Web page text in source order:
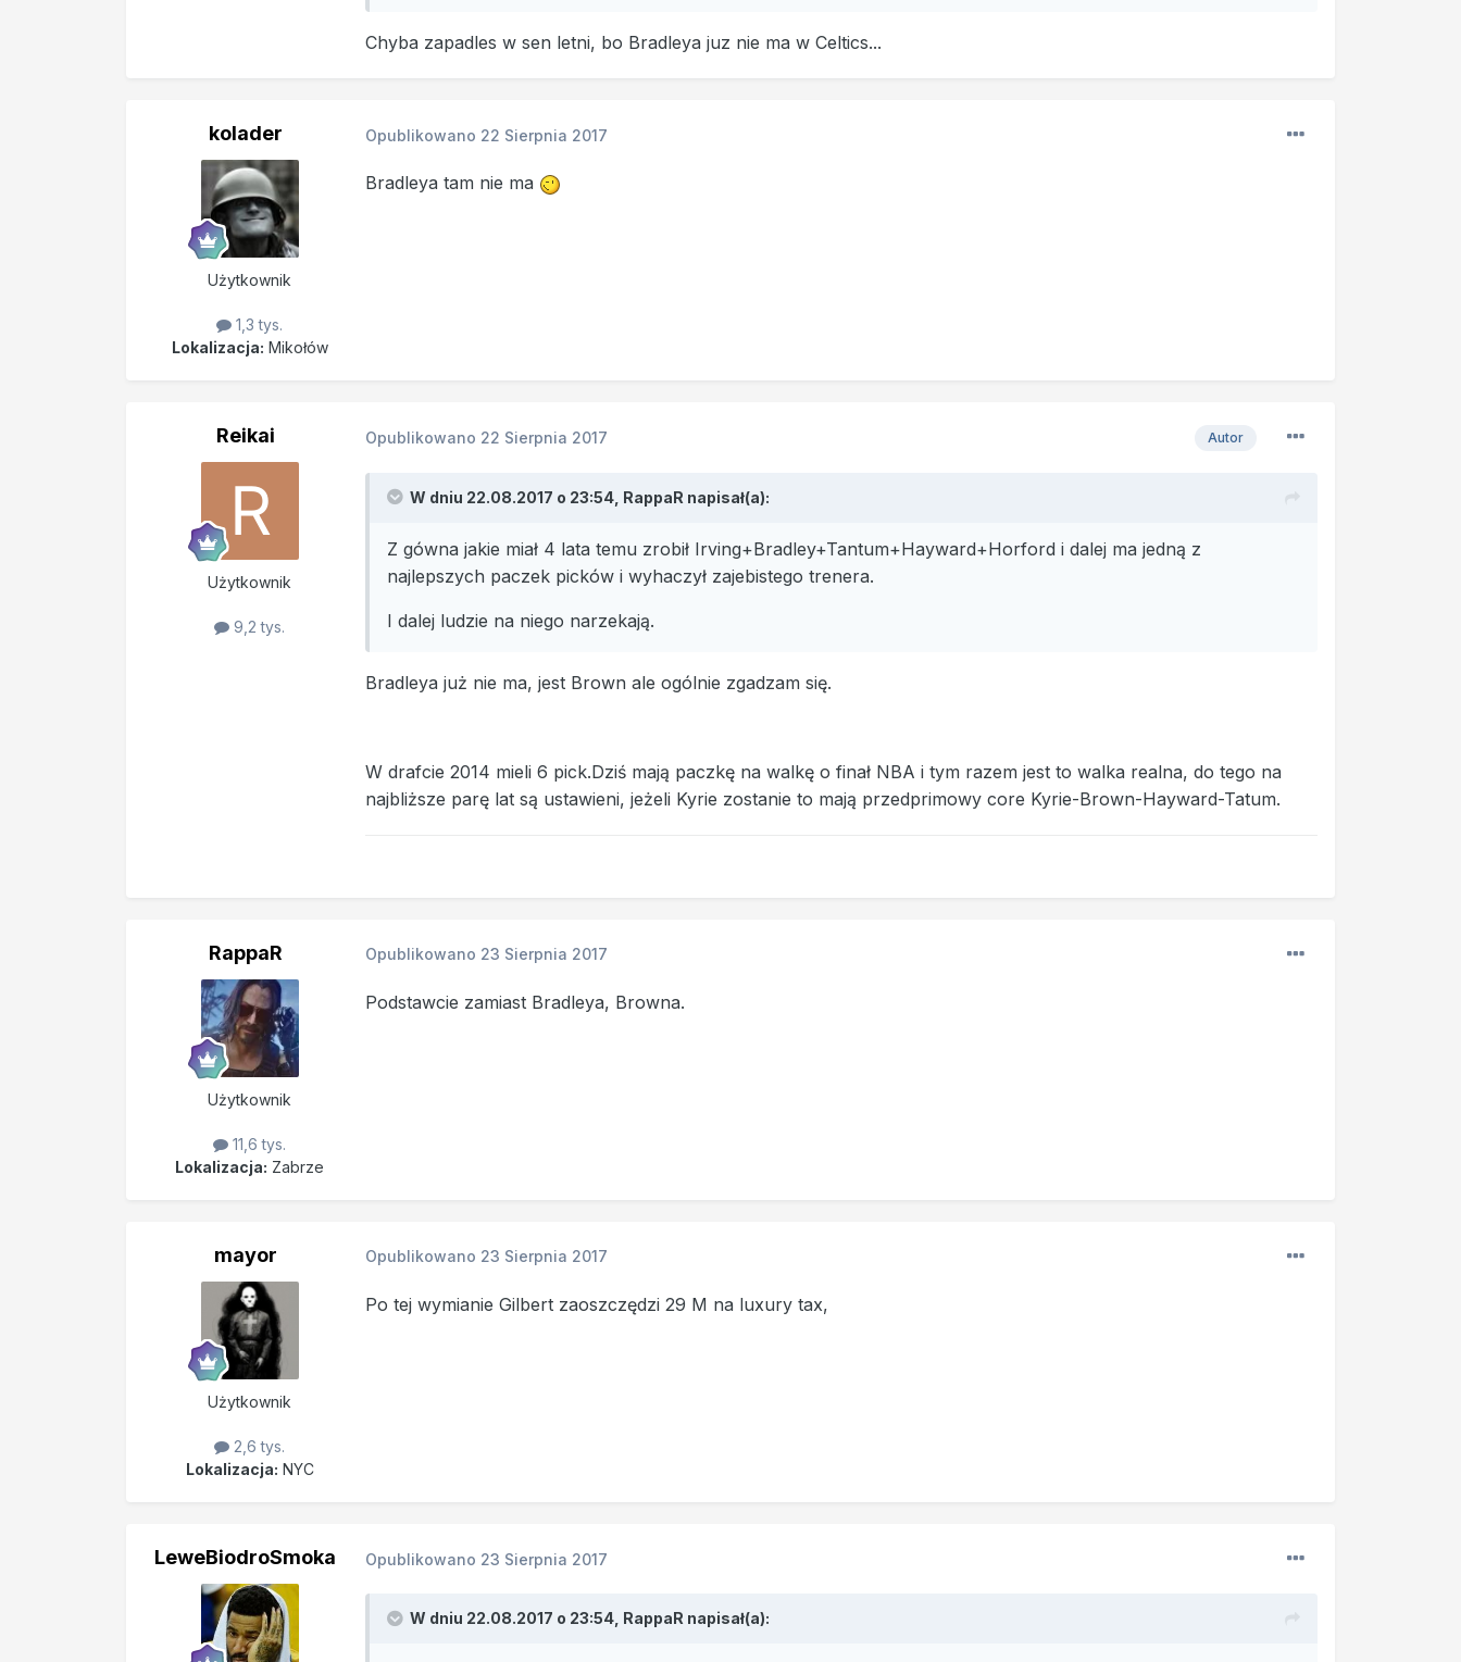
Chyba zapadles w sen letni, bo Bradleya juz nie ma w Celtics...
kolader
Użytkownik
1,3 tys.
Lokalizacja: Mikołów
Opublikowano 22 Sierpnia 2017
Bradleya tam nie ma
Reikai
Użytkownik
9,2 tys.
Autor
Opublikowano 22 Sierpnia 2017
W dniu 22.08.2017 o 23:54, RappaR napisał(a):
Z gówna jakie miał 4 lata temu zrobił Irving+Bradley+Tantum+Hayward+Horford i dalej ma jedną z
najlepszych paczek picków i wyhaczył zajebistego trenera.
I dalej ludzie na niego narzekają.
Bradleya już nie ma, jest Brown ale ogólnie zgadzam się.
W drafcie 2014 mieli 6 pick.Dziś mają paczkę na walkę o finał NBA i tym razem jest to walka realna, do tego na
najbliższe parę lat są ustawieni, jeżeli Kyrie zostanie to mają przedprimowy core Kyrie-Brown-Hayward-Tatum.
RappaR
Użytkownik
11,6 tys.
Lokalizacja: Zabrze
Opublikowano 23 Sierpnia 2017
Podstawcie zamiast Bradleya, Browna.
mayor
Użytkownik
2,6 tys.
Lokalizacja: NYC
Opublikowano 23 Sierpnia 2017
Po tej wymianie Gilbert zaoszczędzi 29 M na luxury tax,
LeweBiodroSmoka Opublikowano 23 Sierpnia 2017
W dniu 22.08.2017 o 23:54, RappaR napisał(a):